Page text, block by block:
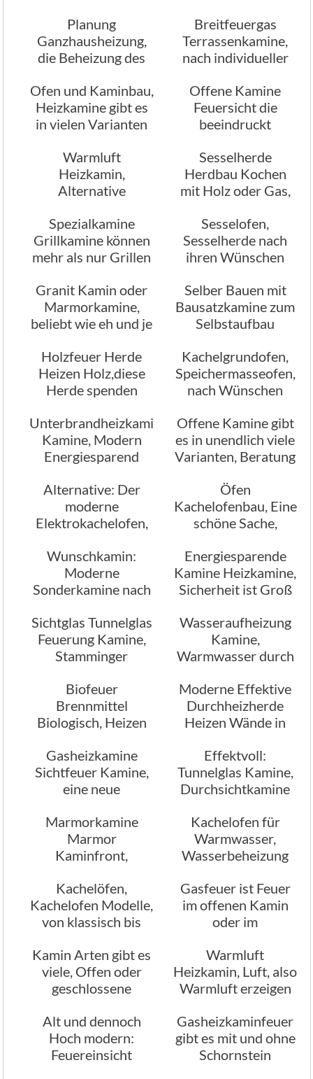
Kaminbau
Stamminger
Planung
Ganzhausheizung,
die Beheizung des
Breitfeuergas
Terrassenkamine,
nach individueller
Ofen und Kaminbau,
Heizkamine gibt es
in vielen Varianten
Offene Kamine
Feuersicht die
beeindruckt
Warmluft
Heizkamin,
Alternative
Warmluft Kamine
Sesselherde
Herdbau Kochen
mit Holz oder Gas,
Spezialkamine
Grillkamine können
mehr als nur Grillen
Sesselofen,
Sesselherde nach
ihren Wünschen
Granit Kamin oder
Marmorkamine,
beliebt wie eh und je
Selber Bauen mit
Bausatzkamine zum
Selbstaufbau
Holzfeuer Herde
Heizen Holz,diese
Herde spenden
langanhaltend
Kachelgrundofen,
Speichermasseofen,
nach Wünschen
Unterbrandheizkamine
Kamine, Modern
Energiesparend
Offene Kamine gibt
es in unendlich viele
Varianten, Beratung
Alternative: Der
moderne
Elektrokachelofen,
und individuell
Öfen
Kachelofenbau, Eine
schöne Sache,
modern
Wunschkamin:
Moderne
Sonderkamine nach
angefertigt
Energiesparende
Kamine Heizkamine,
Sicherheit ist Groß
Sichtglas Tunnelglas
Feuerung Kamine,
Stamminger
Wasseraufheizung
Kamine,
Warmwasser durch
Biofeuer
Brennmittel
Biologisch, Heizen
Moderne Effektive
Durchheizherde
Heizen Wände in
Raum mit
Gasheizkamine
Sichtfeuer Kamine,
eine neue
Wohnräumen
Effektvoll:
Tunnelglas Kamine,
Durchsichtkamine
Marmorkamine
Marmor
Kaminfront,
hätten Sie gerne
Kachelofen für
Warmwasser,
Wasserbeheizung
Kachelöfen,
Kachelofen Modelle,
von klassisch bis
Gasfeuer ist Feuer
im offenen Kamin
oder im
Kamin
Kamin Arten gibt es
viele, Offen oder
geschlossene
oder modern
Warmluft
Heizkamin, Luft, also
Warmluft erzeigen
Alt und dennoch
Hoch modern:
Feuereinsicht
Gasheizkaminfeuer
gibt es mit und ohne
Schornstein